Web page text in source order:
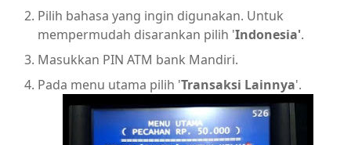
Pilih bahasa yang ingin digunakan. Untuk
mempermudah disarankan pilih 'Indonesia'.
Masukkan PIN ATM bank Mandiri.
Pada menu utama pilih 'Transaksi Lainnya'.